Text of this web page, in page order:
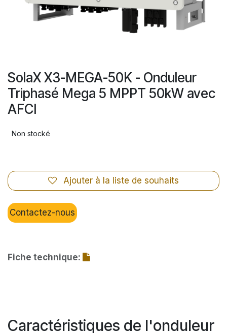
SolaX X3-MEGA-50K - Onduleur
Triphasé Mega 5 MPPT 50kW avec
AFCI
Non stocké
Ajouter à la liste de souhaits
Contactez-nous
Fiche technique:
Caractéristiques de l'onduleur